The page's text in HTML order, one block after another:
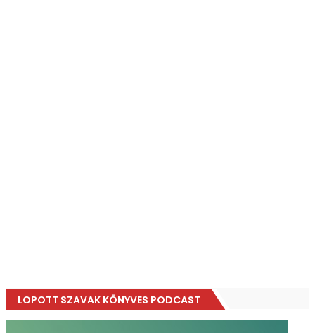
LOPOTT SZAVAK KÖNYVES PODCAST